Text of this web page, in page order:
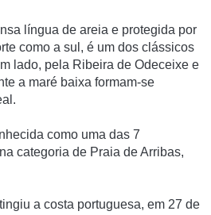
lí­ngua de areia e protegida por
como a sul, é um dos clássicos
lado, pela Ribeira de Odeceixe e
a maré baixa formam-se
como uma das 7
categoria de Praia de Arribas,
a costa portuguesa, em 27 de